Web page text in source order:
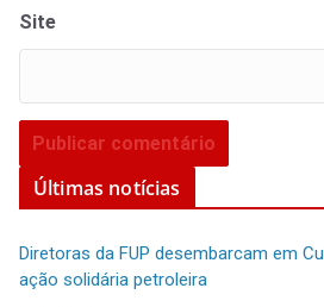
Site
Últimas notícias
Diretoras da FUP desembarcam em
ação solidária petroleira